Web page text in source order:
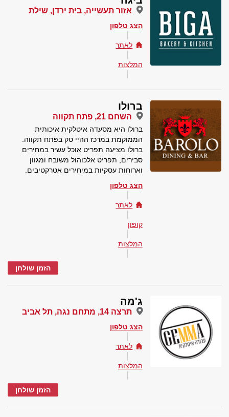
אזור תעשייה, בית ירדן, שילת
הצג טלפון
לאתר
המלצות
ברולו
השחם 21, פתח תקווה
ברולו היא מסעדה איטלקית איכותית
הממוקמת במרכז ההיי טק בפתח תקווה.
ברולו מציעה תפריט אוכל עשיר במחירים
סבירים, תפריט אלכוהול משובח ומגוון
וארוחות עסקיות במיחירים אטרקטיבים.
הצג טלפון
לאתר
קופון
המלצות
הזמן שולחן
ג'מה
תרצה 14, מתחם נגה, תל אביב
הצג טלפון
לאתר
המלצות
הזמן שולחן